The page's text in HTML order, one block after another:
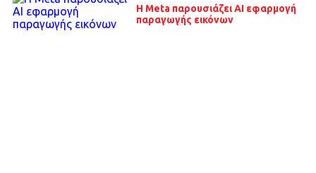
H Meta παρουσιάζει ΑΙ εφαρμογή
παραγωγής εικόνων